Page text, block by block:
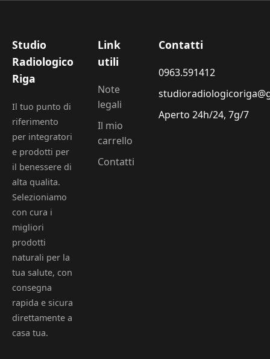
Studio
Radiologico
Riga
Il tuo punto di
riferimento
per integratori
e prodotti per
il benessere di
alta qualita.
Selezioniamo
con cura i
migliori
prodotti
naturali per la
tua salute, con
consegna
rapida e sicura
direttamente a
casa tua.
Link
utili
Note
legali
Il mio
carrello
Contatti
Contatti
0963.591412
Aperto 24h/24, 7g/7